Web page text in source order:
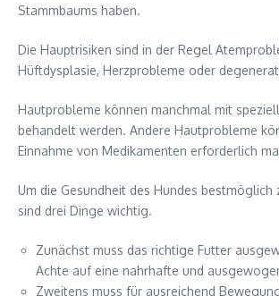
Stammbaums haben.
Die Hauptrisiken sind in der Regel
Hüftdysplasie, Herzprobleme oder
Hautprobleme können manchmal mit
behandelt werden. Andere Hautprobleme
Einnahme von Medikamenten erforderlich
Um die Gesundheit des Hundes bestmöglich
sind drei Dinge wichtig.
Zunächst muss das richtige Futter
Achte auf eine nahrhafte und
Zweitens muss für ausreichend